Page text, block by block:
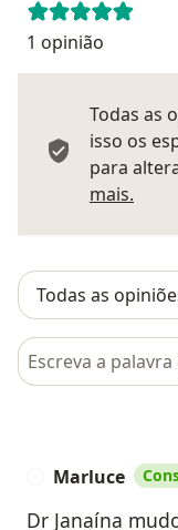
1 opinião
Todas as
isso os
para
mais.
Pesquisar em
Marluce
Dr Janaína